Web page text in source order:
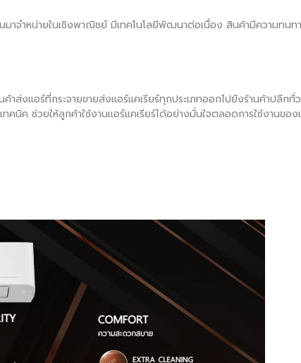
าจำหน่ายในเชิงพาณิชย์ มีเทคโนโลยีพัฒนาต่อเนื่อง สินค้ามีความทนท
าส่งแอร์ที่กระจายขายส่งแอร์แคเรียร์ทุกประเภทออกไปยังร้านค้าปลีก
นิค ช่วยให้ลูกค้าใช้งานแอร์แคเรียร์ได้อย่างมั่นใจตลอดการใช้งานของ